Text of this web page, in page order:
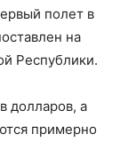
полет в
на
Республики.
долларов, а
примерно